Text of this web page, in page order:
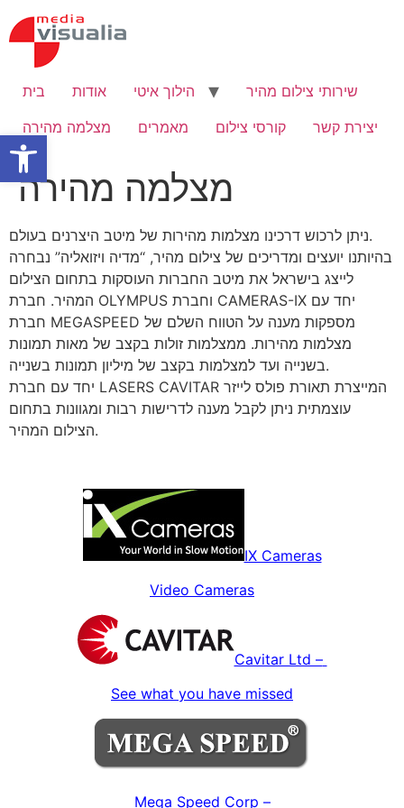
Open toolbar
to
בית אודות הילוך איטי
שירותי צילום מהיר
מצלמה מהירה
מאמרים קורסי צילום יצירת קשר
מצלמה מהירה
ניתן לרכוש דרכינו מצלמות מהירות של מיטב היצרנים בעולם.
בהיותנו יועצים ומדריכים של צילום מהיר, “מדיה ויזואליה” נבחרה
לייצג בישראל את מיטב החברות העוסקות בתחום הצילום
המהיר. חברת OLYMPUS וחברת CAMERAS-IX יחד עם
חברת MEGASPEED מספקות מענה על הטווח השלם של
מצלמות מהירות. ממצלמות זולות בקצב של מאות תמונות
בשנייה ועד למצלמות בקצב של מיליון תמונות בשנייה.
יחד עם חברת LASERS CAVITAR המייצרת תאורת פולס לייזר
עוצמתית ניתן לקבל מענה לדרישות רבות ומגוונות בתחום
הצילום המהיר.
IX Cameras
Video Cameras
Cavitar Ltd –
See what you have missed
Mega Speed Corp –